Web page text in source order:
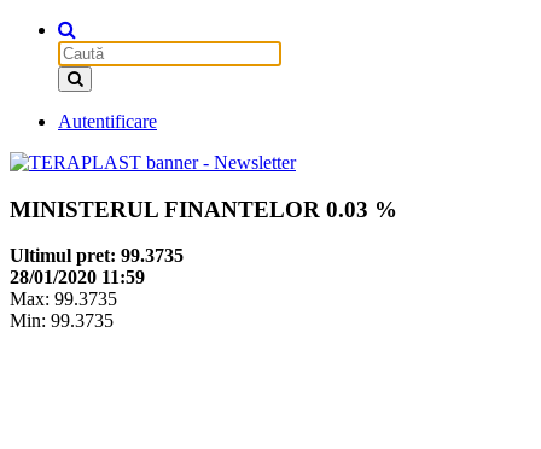
Autentificare
MINISTERUL FINANTELOR 0.03 %
Ultimul pret: 99.3735
28/01/2020 11:59
Max: 99.3735
Min: 99.3735